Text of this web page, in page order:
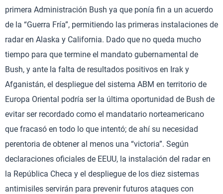
primera Administración Bush ya que ponía fin a un acuerdo
de la “Guerra Fría”, permitiendo las primeras instalaciones de
radar en Alaska y California. Dado que no queda mucho
tiempo para que termine el mandato gubernamental de
Bush, y ante la falta de resultados positivos en Irak y
Afganistán, el despliegue del sistema ABM en territorio de
Europa Oriental podría ser la última oportunidad de Bush de
evitar ser recordado como el mandatario norteamericano
que fracasó en todo lo que intentó; de ahí su necesidad
perentoria de obtener al menos una “victoria”. Según
declaraciones oficiales de EEUU, la instalación del radar en
la República Checa y el despliegue de los diez sistemas
antimisiles servirán para prevenir futuros ataques con